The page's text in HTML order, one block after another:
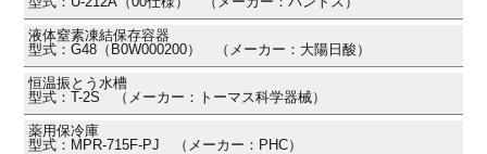
液体窒素凍結保存容器
型式：G48（B0W000200） （メーカー：大陽日酸）
恒温振とう水槽
型式：T-2S （メーカー：トーマス科学器械）
薬用保冷庫
型式：MPR-715F-PJ （メーカー：PHC）